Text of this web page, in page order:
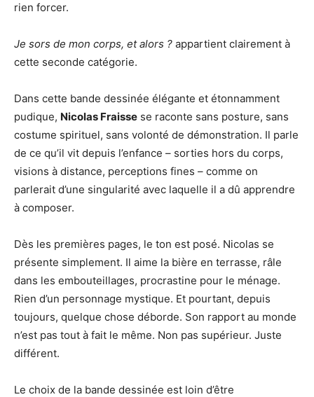
rien forcer.
Je sors de mon corps, et alors ? appartient clairement à
cette seconde catégorie.
Dans cette bande dessinée élégante et étonnamment
pudique, Nicolas Fraisse se raconte sans posture, sans
costume spirituel, sans volonté de démonstration. Il parle
de ce qu’il vit depuis l’enfance – sorties hors du corps,
visions à distance, perceptions fines – comme on
parlerait d’une singularité avec laquelle il a dû apprendre
à composer.
Dès les premières pages, le ton est posé. Nicolas se
présente simplement. Il aime la bière en terrasse, râle
dans les embouteillages, procrastine pour le ménage.
Rien d’un personnage mystique. Et pourtant, depuis
toujours, quelque chose déborde. Son rapport au monde
n’est pas tout à fait le même. Non pas supérieur. Juste
différent.
Le choix de la bande dessinée est loin d’être